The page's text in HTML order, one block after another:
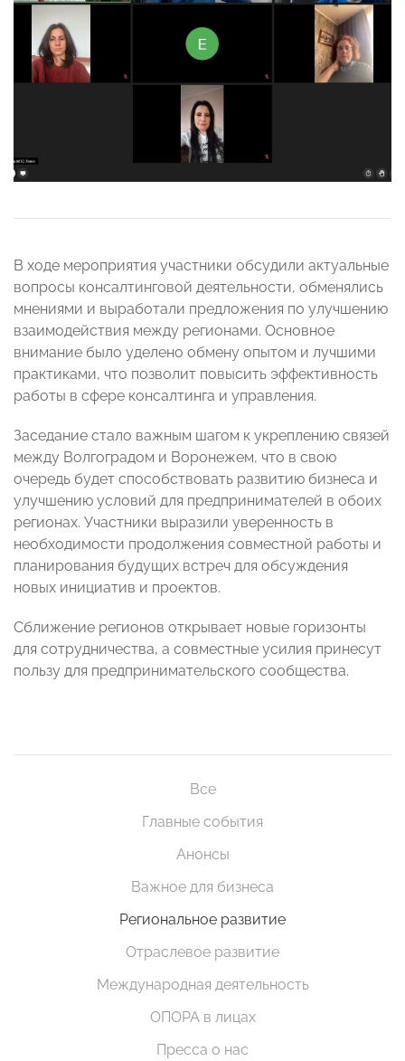
В ходе мероприятия участники обсудили актуальные
вопросы консалтинговой деятельности, обменялись
мнениями и выработали предложения по улучшению
взаимодействия между регионами. Основное
внимание было уделено обмену опытом и лучшими
практиками, что позволит повысить эффективность
работы в сфере консалтинга и управления.
Заседание стало важным шагом к укреплению связей
между Волгоградом и Воронежем, что в свою
очередь будет способствовать развитию бизнеса и
улучшению условий для предпринимателей в обоих
регионах. Участники выразили уверенность в
необходимости продолжения совместной работы и
планирования будущих встреч для обсуждения
новых инициатив и проектов.
Сближение регионов открывает новые горизонты
для сотрудничества, а совместные усилия принесут
пользу для предпринимательского сообщества.
Все
Главные события
Анонсы
Важное для бизнеса
Региональное развитие
Отраслевое развитие
Международная деятельность
ОПОРА в лицах
Пресса о нас